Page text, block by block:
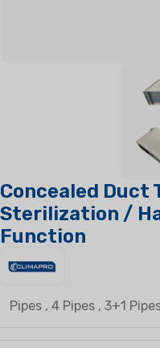
Concealed Duct
Sterilization /
Function
, 4 Pipes , 3+1